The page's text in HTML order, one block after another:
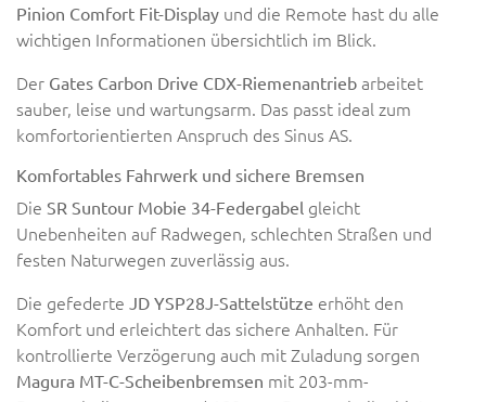
Pinion Comfort Fit-Display und die Remote hast du alle
wichtigen Informationen übersichtlich im Blick.
Der Gates Carbon Drive CDX-Riemenantrieb arbeitet
sauber, leise und wartungsarm. Das passt ideal zum
komfortorientierten Anspruch des Sinus AS.
Komfortables Fahrwerk und sichere Bremsen
Die SR Suntour Mobie 34-Federgabel gleicht
Unebenheiten auf Radwegen, schlechten Straßen und
festen Naturwegen zuverlässig aus.
Die gefederte JD YSP28J-Sattelstütze erhöht den
Komfort und erleichtert das sichere Anhalten. Für
kontrollierte Verzögerung auch mit Zuladung sorgen
Magura MT-C-Scheibenbremsen mit 203-mm-